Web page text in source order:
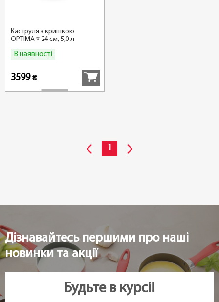
Каструля з кришкою
OPTIMA ¤ 24 см, 5,0 л
В наявності
3599₴
1
Дізнавайтесь першими про наші
новинки та акції
Будьте в курсі!